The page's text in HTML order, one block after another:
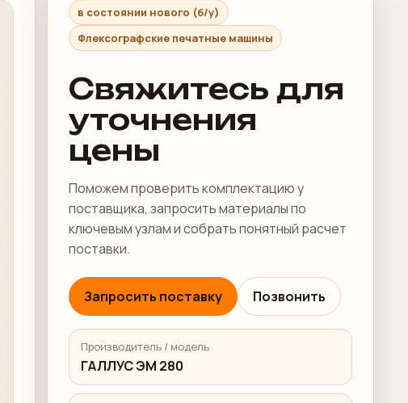
в состоянии нового (б/у)
Флексографские печатные машины
Свяжитесь для
уточнения
цены
Поможем проверить комплектацию у
поставщика, запросить материалы по
ключевым узлам и собрать понятный расчет
поставки.
Запросить поставку Позвонить
Производитель / модель
ГАЛЛУС ЭМ 280